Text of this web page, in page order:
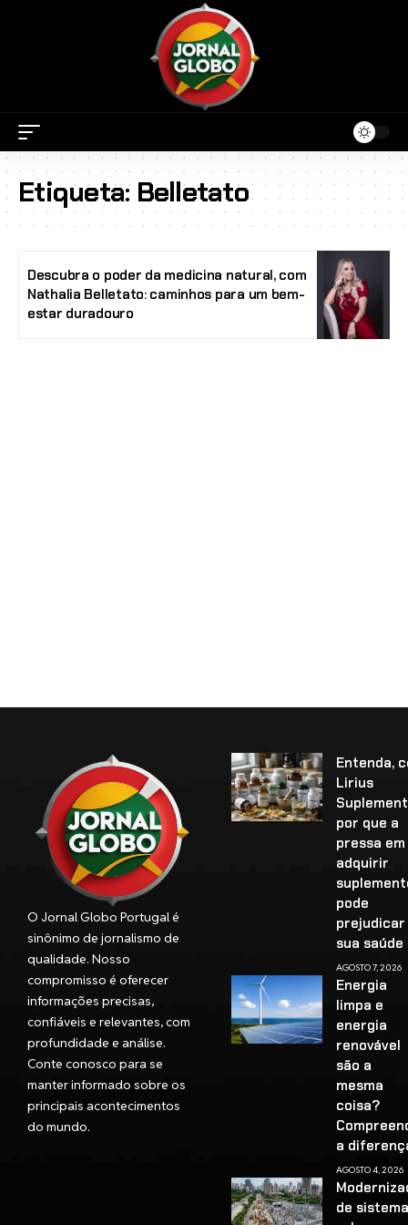
Etiqueta: Belletato
Descubra o poder da medicina natural, com
Nathalia Belletato: caminhos para um bem-
estar duradouro
O Jornal Globo Portugal é
sinônimo de jornalismo de
qualidade. Nosso
compromisso é oferecer
informações precisas,
confiáveis e relevantes, com
profundidade e análise.
Conte conosco para se
manter informado sobre os
principais acontecimentos
do mundo.
Entenda,
Lirius
por que a
pressa em
adquirir
pode
prejudicar
sua
AGOSTO 7, 2026
Energia
limpa e
energia
renovável
são a
mesma
coisa?
a
AGOSTO 4, 2026
de